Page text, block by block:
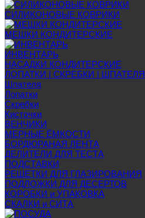
СИЛИКОНОВЫЕ КОВРИКИ
МЕШКИ КОНДИТЕРСКИЕ
ИНВЕНТАРЬ
НАСАДКИ КОНДИТЕРСКИЕ
ЛОПАТКИ | СКРЕБКИ | ШПАТЕЛЯ
Шпателя
Лопатки
Скребки
Кисточки
ВЕНЧИКИ
МЕРНЫЕ ЁМКОСТИ
БОРДЮРАНАЯ ЛЕНТА
ДЕЛИТЕЛИ ДЛЯ ТЕСТА
ПОДСТАВКИ
РЕШЕТКИ ДЛЯ ГЛАЗИРОВАНИЯ
ПОДЛОЖКИ ДЛЯ ДЕСЕРТОВ
КОРОБКИ и УПАКОВКА
СКАЛКИ и СИТА